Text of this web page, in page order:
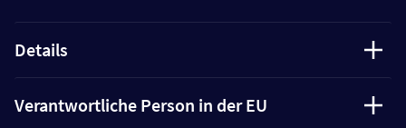
Details
Verantwortliche Person in der EU